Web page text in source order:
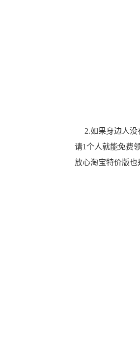
2.如果身边人没
请1个人就能免费
放心淘宝特价版也